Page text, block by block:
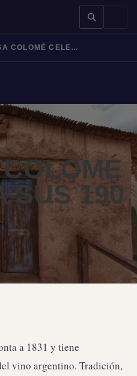
BUSCAR →
Bodegas Jujuy
BODEGA COLOMÉ CELEBRA SUS 190 AÑOS
SUS 190
a 1831 y tiene
vino argentino. Tradición,